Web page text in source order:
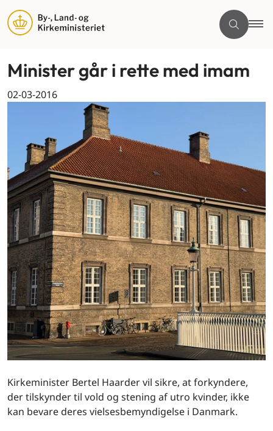
Minister går i rette med imam
02-03-2016
Kirkeminister Bertel Haarder vil sikre, at forkyndere,
der tilskynder til vold og stening af utro kvinder, ikke
kan bevare deres vielsesbemyndigelse i Danmark.